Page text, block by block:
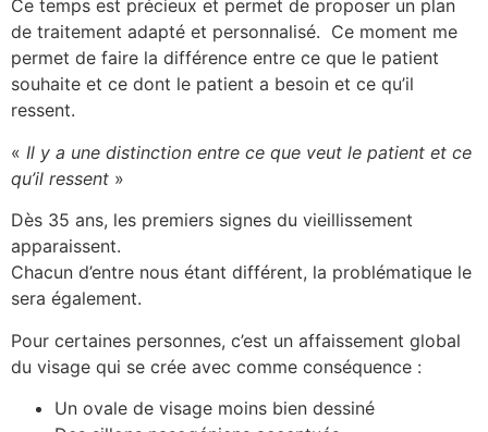
Ce temps est précieux et permet de proposer un plan
de traitement adapté et personnalisé. Ce moment me
permet de faire la différence entre ce que le patient
souhaite et ce dont le patient a besoin et ce qu’il
ressent.
« Il y a une distinction entre ce que veut le patient et ce
qu’il ressent »
Dès 35 ans, les premiers signes du vieillissement
apparaissent.
Chacun d’entre nous étant différent, la problématique le
sera également.
Pour certaines personnes, c’est un affaissement global
du visage qui se crée avec comme conséquence :
Un ovale de visage moins bien dessiné